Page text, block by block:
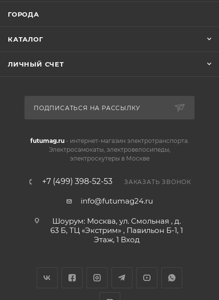
ГОРОДА
КАТАЛОГ
ЛИЧНЫЙ СЧЕТ
ПОДПИСАТЬСЯ НА РАССЫЛКУ
futumag.ru- интернет-магазин электротранспорта.
Электросамокаты, электровелосипеды,
электроскутеры в Москве
+7 (499) 398-52-53 ЗАКАЗАТЬ ЗВОНОК
info@futumag24.ru
Шоурум: Москва, ул. Смольная , д.
63 Б, ТЦ «Экстрим» , Павильон Б-1, 1
Этаж, 1 Вход